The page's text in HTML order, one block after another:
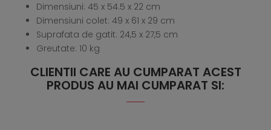
Dimensiuni: 45 x 54.5 x 22 cm
Dimensiuni colet: 49 x 61 x 29 cm
Suprafata de gatit: 24,5 x 27,5 cm
Greutate: 10 kg
CLIENTII CARE AU CUMPARAT ACEST
PRODUS AU MAI CUMPARAT SI: